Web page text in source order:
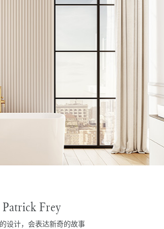
Patrick Frey
设计，会表达新奇的故事